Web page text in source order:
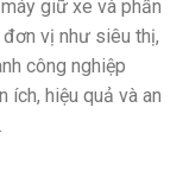
giữ xe và phần
vị như siêu thị,
công nghiệp
ích, hiệu quả và an